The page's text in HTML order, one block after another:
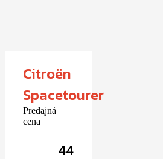
Citroën
Spacetourer
Predajná
cena
44